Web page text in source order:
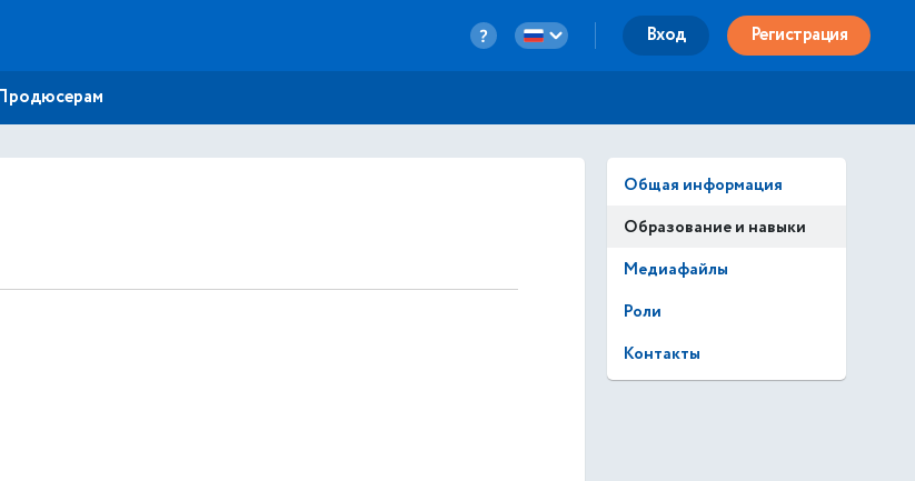
Вход Регистрация
Общая информация
Образование и навыки
Медиафайлы
Роли
Контакты